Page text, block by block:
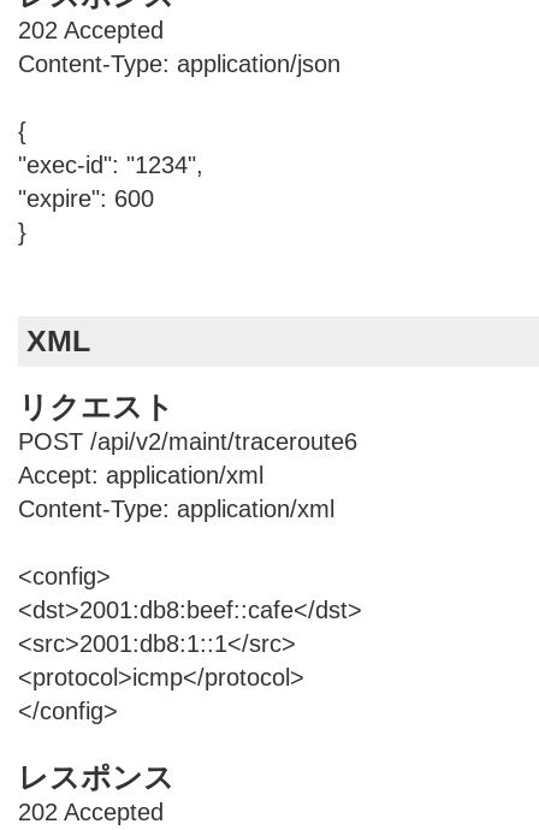
202 Accepted
Content-Type: application/json
{
"exec-id": "1234",
"expire": 600
}
XML
リクエスト
POST /api/v2/maint/traceroute6
Accept: application/xml
Content-Type: application/xml
<config>
<dst>2001:db8:beef::cafe</dst>
<src>2001:db8:1::1</src>
<protocol>icmp</protocol>
</config>
レスポンス
202 Accepted